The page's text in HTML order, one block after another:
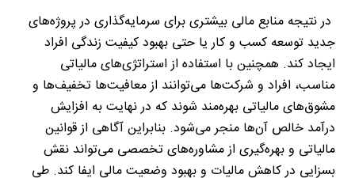
در نتیجه منابع مالی بیشتری برای سرمایه‌گذاری در پروژه‌های
جدید توسعه کسب ‌و کار یا حتی بهبود کیفیت زندگی افراد
ایجاد کند. همچنین با استفاده از استراتژی‌های مالیاتی
مناسب، افراد و شرکت‌ها می‌توانند از معافیت‌ها تخفیف‌ها و
مشوق‌های مالیاتی بهره‌مند شوند که در نهایت به افزایش
درآمد خالص آن‌ها منجر می‌شود. بنابراین آگاهی از قوانین
مالیاتی و بهره‌گیری از مشاوره‌های تخصصی می‌تواند نقش
بسزایی در کاهش مالیات و بهبود وضعیت مالی ایفا کند. طی